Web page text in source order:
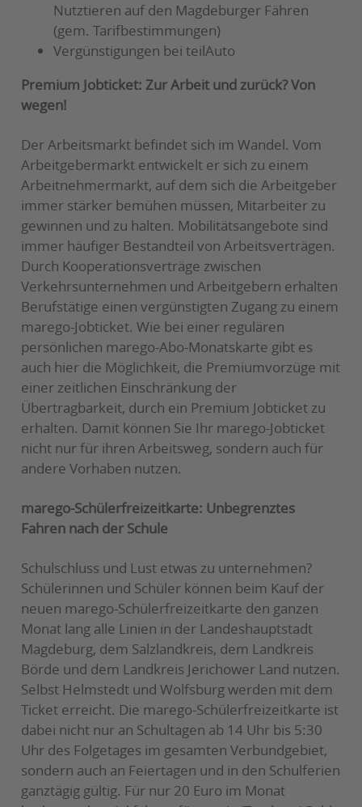
Nutztieren auf den Magdeburger Fähren
(gem. Tarifbestimmungen)
Vergünstigungen bei teilAuto
Premium Jobticket: Zur Arbeit und zurück? Von
wegen!
Der Arbeitsmarkt befindet sich im Wandel. Vom
Arbeitgebermarkt entwickelt er sich zu einem
Arbeitnehmermarkt, auf dem sich die Arbeitgeber
immer stärker bemühen müssen, Mitarbeiter zu
gewinnen und zu halten. Mobilitätsangebote sind
immer häufiger Bestandteil von Arbeitsverträgen.
Durch Kooperationsverträge zwischen
Verkehrsunternehmen und Arbeitgebern erhalten
Berufstätige einen vergünstigten Zugang zu einem
marego-Jobticket. Wie bei einer regulären
persönlichen marego-Abo-Monatskarte gibt es
auch hier die Möglichkeit, die Premiumvorzüge mit
einer zeitlichen Einschränkung der
Übertragbarkeit, durch ein Premium Jobticket zu
erhalten. Damit können Sie Ihr marego-Jobticket
nicht nur für ihren Arbeitsweg, sondern auch für
andere Vorhaben nutzen.
marego-Schülerfreizeitkarte: Unbegrenztes
Fahren nach der Schule
Schulschluss und Lust etwas zu unternehmen?
Schülerinnen und Schüler können beim Kauf der
neuen marego-Schülerfreizeitkarte den ganzen
Monat lang alle Linien in der Landeshauptstadt
Magdeburg, dem Salzlandkreis, dem Landkreis
Börde und dem Landkreis Jerichower Land nutzen.
Selbst Helmstedt und Wolfsburg werden mit dem
Ticket erreicht. Die marego-Schülerfreizeitkarte ist
dabei nicht nur an Schultagen ab 14 Uhr bis 5:30
Uhr des Folgetages im gesamten Verbundgebiet,
sondern auch an Feiertagen und in den Schulferien
ganztägig gültig. Für nur 20 Euro im Monat